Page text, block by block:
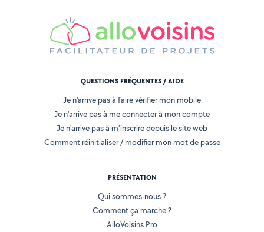
QUESTIONS FRÉQUENTES / AIDE
Je n'arrive pas à faire vérifier mon mobile
Je n'arrive pas à me connecter à mon compte
Je n'arrive pas à m'inscrire depuis le site web
Comment réinitialiser / modifier mon mot de passe
PRÉSENTATION
Qui sommes-nous ?
Comment ça marche ?
AlloVoisins Pro